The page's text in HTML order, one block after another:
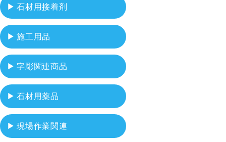
石材用接着剤
施工用品
字彫関連商品
石材用薬品
現場作業関連